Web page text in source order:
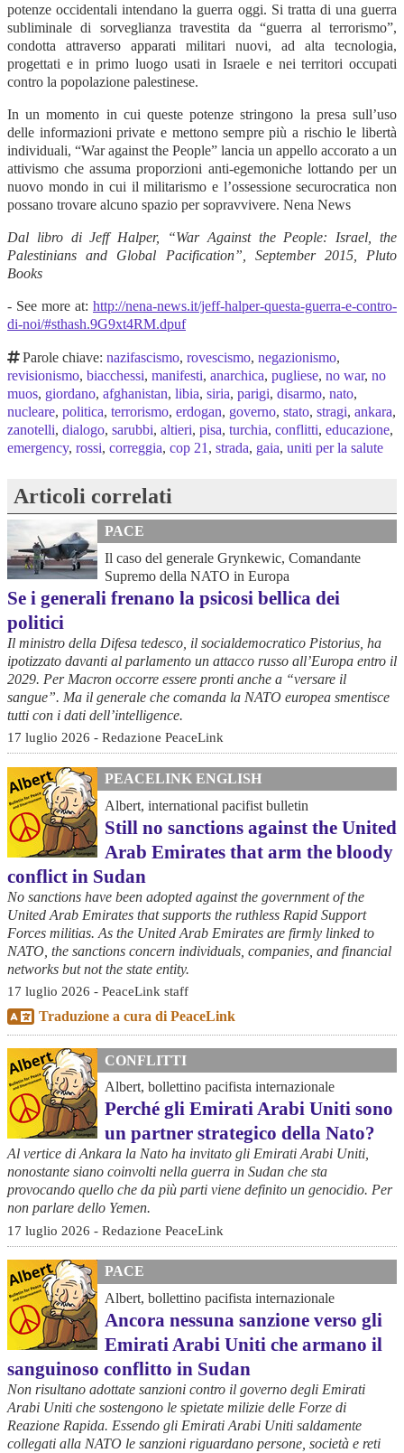
potenze occidentali intendano la guerra oggi. Si tratta di una guerra
subliminale di sorveglianza travestita da “guerra al terrorismo”,
condotta attraverso apparati militari nuovi, ad alta tecnologia,
progettati e in primo luogo usati in Israele e nei territori occupati
contro la popolazione palestinese.
In un momento in cui queste potenze stringono la presa sull’uso
delle informazioni private e mettono sempre più a rischio le libertà
individuali, “War against the People” lancia un appello accorato a un
attivismo che assuma proporzioni anti-egemoniche lottando per un
nuovo mondo in cui il militarismo e l’ossessione securocratica non
possano trovare alcuno spazio per sopravvivere. Nena News
Dal libro di Jeff Halper, “War Against the People: Israel, the
Palestinians and Global Pacification”, September 2015, Pluto
Books
- See more at: http://nena-news.it/jeff-halper-questa-guerra-e-contro-
di-noi/#sthash.9G9xt4RM.dpuf
Parole chiave:nazifascismo,rovescismo,negazionismo,
revisionismo, biacchessi, manifesti, anarchica, pugliese, no war, no
muos, giordano, afghanistan, libia, siria, parigi, disarmo, nato,
nucleare, politica, terrorismo, erdogan, governo, stato, stragi, ankara,
zanotelli, dialogo, sarubbi, altieri, pisa, turchia, conflitti, educazione,
emergency, rossi, correggia, cop 21 , strada, gaia, uniti per la salute
Articoli correlati
PACE
Il caso del generale Grynkewic, Comandante
Supremo della NATO in Europa
Se i generali frenano la psicosi bellica dei
politici
Il ministro della Difesa tedesco, il socialdemocratico Pistorius, ha
ipotizzato davanti al parlamento un attacco russo all’Europa entro il
2029. Per Macron occorre essere pronti anche a “versare il
sangue”. Ma il generale che comanda la NATO europea smentisce
tutti con i dati dell’intelligence.
17 luglio 2026 - Redazione PeaceLink
PEACELINK ENGLISH
Albert, international pacifist bulletin
Still no sanctions against the United
Arab Emirates that arm the bloody
conflict in Sudan
No sanctions have been adopted against the government of the
United Arab Emirates that supports the ruthless Rapid Support
Forces militias. As the United Arab Emirates are firmly linked to
NATO, the sanctions concern individuals, companies, and financial
networks but not the state entity.
17 luglio 2026 - PeaceLink staff
Traduzione a cura di PeaceLink
CONFLITTI
Albert, bollettino pacifista internazionale
Perché gli Emirati Arabi Uniti sono
un partner strategico della Nato?
Al vertice di Ankara la Nato ha invitato gli Emirati Arabi Uniti,
nonostante siano coinvolti nella guerra in Sudan che sta
provocando quello che da più parti viene definito un genocidio. Per
non parlare dello Yemen.
17 luglio 2026 - Redazione PeaceLink
PACE
Albert, bollettino pacifista internazionale
Ancora nessuna sanzione verso gli
Emirati Arabi Uniti che armano il
sanguinoso conflitto in Sudan
Non risultano adottate sanzioni contro il governo degli Emirati
Arabi Uniti che sostengono le spietate milizie delle Forze di
Reazione Rapida. Essendo gli Emirati Arabi Uniti saldamente
collegati alla NATO le sanzioni riguardano persone, società e reti